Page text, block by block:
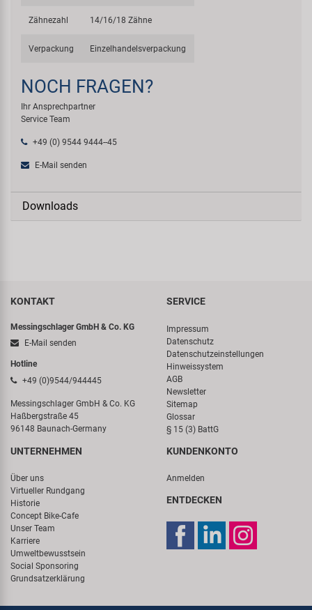
Zähnezahl 14/16/18 Zähne
Verpackung Einzelhandelsverpackung
NOCH FRAGEN?
Ihr Ansprechpartner
Service Team
+49 (0) 9544 9444--45
E-Mail senden
Downloads
KONTAKT
Messingschlager GmbH & Co. KG
E-Mail senden
Hotline
+49 (0)9544/944445
Messingschlager GmbH & Co. KG
Haßbergstraße 45
96148 Baunach-Germany
SERVICE
Impressum
Datenschutz
Datenschutzeinstellungen
Hinweissystem
AGB
Newsletter
Sitemap
Glossar
§ 15 (3) BattG
UNTERNEHMEN
Über uns
Virtueller Rundgang
Historie
Concept Bike-Cafe
Unser Team
Karriere
Umweltbewusstsein
Social Sponsoring
Grundsatzerklärung
KUNDENKONTO
Anmelden
ENTDECKEN